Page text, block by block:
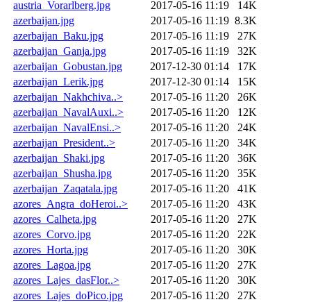
austria_Vorarlberg.jpg 2017-05-16 11:19
14K
azerbaijan.jpg
2017-05-16 11:19 8.3K
azerbaijan_Baku.jpg
2017-05-16 11:19
27K
azerbaijan_Ganja.jpg
2017-05-16 11:19
32K
azerbaijan_Gobustan.jpg
2017-12-30 01:14
17K
azerbaijan_Lerik.jpg
2017-12-30 01:14
15K
azerbaijan_Nakhchiva..>
2017-05-16 11:20
26K
azerbaijan_NavalAuxi..>
2017-05-16 11:20
12K
azerbaijan_NavalEnsi..>
2017-05-16 11:20
24K
azerbaijan_President..>
2017-05-16 11:20
34K
azerbaijan_Shaki.jpg
2017-05-16 11:20
36K
azerbaijan_Shusha.jpg
2017-05-16 11:20
35K
azerbaijan_Zaqatala.jpg
2017-05-16 11:20
41K
azores_Angra_doHeroi..>
2017-05-16 11:20
43K
azores_Calheta.jpg
2017-05-16 11:20
27K
azores_Corvo.jpg
2017-05-16 11:20
22K
azores_Horta.jpg
2017-05-16 11:20
30K
azores_Lagoa.jpg
2017-05-16 11:20
27K
azores_Lajes_dasFlor..>
2017-05-16 11:20
30K
azores_Lajes_doPico.jpg
2017-05-16 11:20
27K